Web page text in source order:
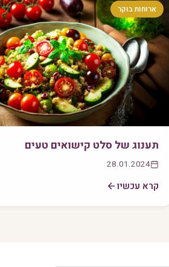
ארוחות בוקר
תענוג של סלט קישואים טעים
28.01.2024
קרא עכשיו